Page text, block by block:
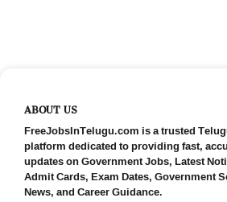
ABOUT US
FreeJobsInTelugu.com is a trusted
platform dedicated to providing fast,
updates on Government Jobs, Latest
Admit Cards, Exam Dates, Government
News, and Career Guidance.